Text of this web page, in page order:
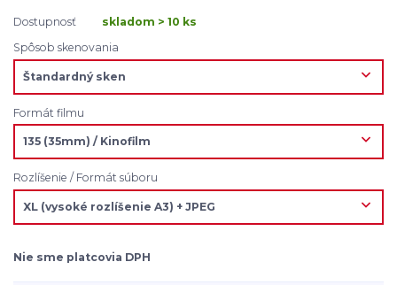
Dostupnosť
skladom > 10 ks
Spôsob skenovania
Formát filmu
Rozlíšenie / Formát súboru
Nie sme platcovia DPH